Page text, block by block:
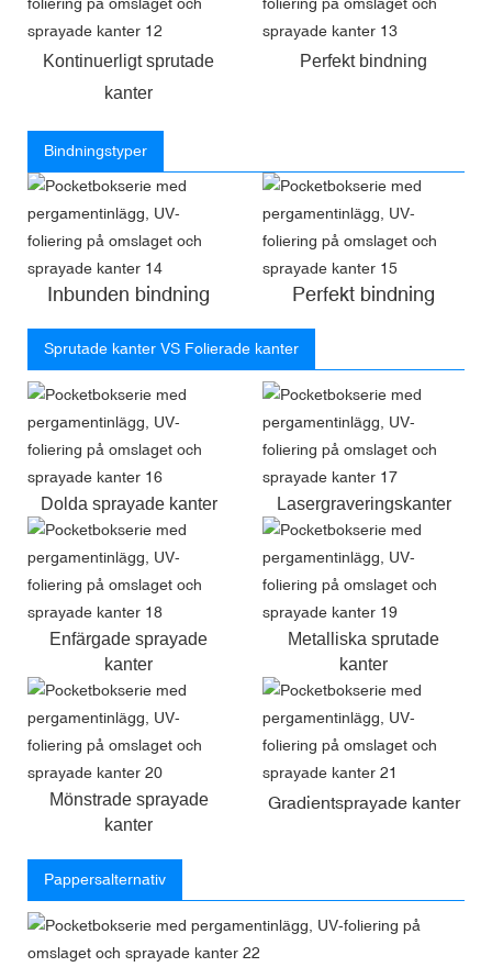
Kontinuerligt sprutade
kanter
Perfekt bindning
Bindningstyper
Inbunden bindning Perfekt bindning
Sprutade kanter VS Folierade kanter
Dolda sprayade kanter Lasergraveringskanter
Enfärgade sprayade
kanter
Metalliska sprutade
kanter
Mönstrade sprayade
kanter
Gradientsprayade kanter
Pappersalternativ